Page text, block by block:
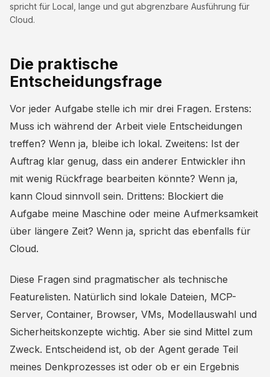
spricht für Local, lange und gut abgrenzbare Ausführung für
Cloud.
Die praktische
Entscheidungsfrage
Vor jeder Aufgabe stelle ich mir drei Fragen. Erstens:
Muss ich während der Arbeit viele Entscheidungen
treffen? Wenn ja, bleibe ich lokal. Zweitens: Ist der
Auftrag klar genug, dass ein anderer Entwickler ihn
mit wenig Rückfrage bearbeiten könnte? Wenn ja,
kann Cloud sinnvoll sein. Drittens: Blockiert die
Aufgabe meine Maschine oder meine Aufmerksamkeit
über längere Zeit? Wenn ja, spricht das ebenfalls für
Cloud.
Diese Fragen sind pragmatischer als technische
Featurelisten. Natürlich sind lokale Dateien, MCP-
Server, Container, Browser, VMs, Modellauswahl und
Sicherheitskonzepte wichtig. Aber sie sind Mittel zum
Zweck. Entscheidend ist, ob der Agent gerade Teil
meines Denkprozesses ist oder ob er ein Ergebnis